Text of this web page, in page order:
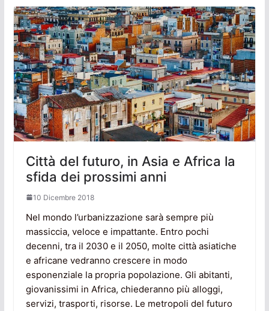
Città del futuro, in Asia e Africa la
sfida dei prossimi anni
10 Dicembre 2018
Nel mondo l’urbanizzazione sarà sempre più
massiccia, veloce e impattante. Entro pochi
decenni, tra il 2030 e il 2050, molte città asiatiche
e africane vedranno crescere in modo
esponenziale la propria popolazione. Gli abitanti,
giovanissimi in Africa, chiederanno più alloggi,
servizi, trasporti, risorse. Le metropoli del futuro